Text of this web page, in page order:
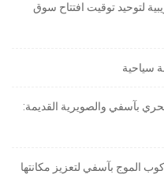
لتوحيد توقيت افتتاح سوق
سياحية
بآسفي والصويرية القديمة:
الموج بآسفي لتعزيز مكانتها